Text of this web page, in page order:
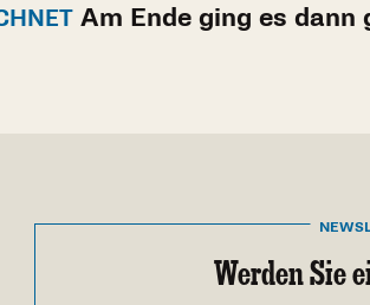
Am Ende ging es dann
Werden Sie